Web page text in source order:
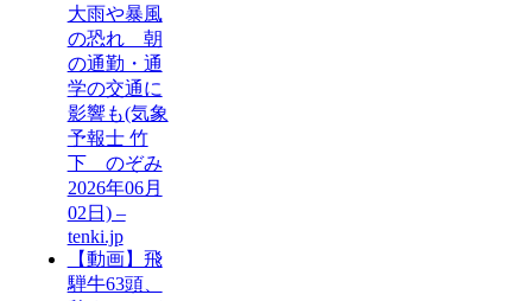
大雨や暴風
の恐れ 朝
の通勤・通
学の交通に
影響も(気象
予報士 竹
下 のぞみ
2026年06月
02日) –
tenki.jp
【動画】飛
騨牛63頭、